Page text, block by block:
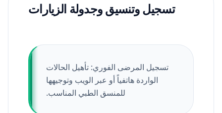
تسجيل وتنسيق وجدولة الزيارات
تسجيل المرضى الفوري: تأهيل الحالات
الواردة هاتفياً أو عبر الويب وتوجيهها
للمنسق الطبي المناسب.